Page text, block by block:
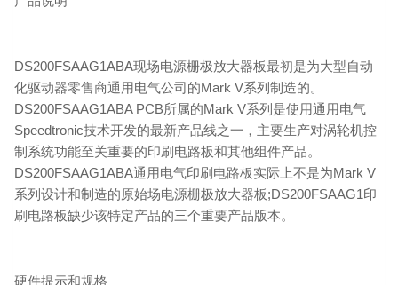
DS200FSAAG1ABA现场电源栅极放大器板最初是为大型自动
化驱动器零售商通用电气公司的Mark V系列制造的。
DS200FSAAG1ABA PCB所属的Mark V系列是使用通用电气
Speedtronic技术开发的最新产品线之一，主要生产对涡轮机控
制系统功能至关重要的印刷电路板和其他组件产品。
DS200FSAAG1ABA通用电气印刷电路板实际上不是为Mark V
系列设计和制造的原始场电源栅极放大器板;DS200FSAAG1印
刷电路板缺少该特定产品的三个重要产品版本。
硬件提示和规格